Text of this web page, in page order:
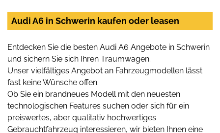
Audi A6 in Schwerin kaufen oder leasen
Entdecken Sie die besten Audi A6 Angebote in Schwerin
und sichern Sie sich Ihren Traumwagen.
Unser vielfältiges Angebot an Fahrzeugmodellen lässt
fast keine Wünsche offen.
Ob Sie ein brandneues Modell mit den neuesten
technologischen Features suchen oder sich für ein
preiswertes, aber qualitativ hochwertiges
Gebrauchtfahrzeug interessieren, wir bieten Ihnen eine